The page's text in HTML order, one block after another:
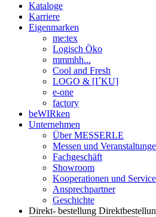
Kataloge
Karriere
Eigenmarken
me:tex
Logisch Öko
mmmhh...
Cool and Fresh
LOGO & [I´KU]
e-one
factory
beWIRken
Unternehmen
Über MESSERLE
Messen und
Fachgeschäft
Showroom
Kooperationen und
Ansprechpartner
Geschichte
Direkt- bestellung